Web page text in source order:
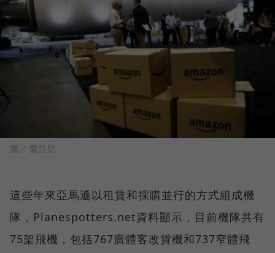
圖／ 愛范兒
這些年來亞馬遜以租賃和採購並行的方式組成機
隊，Planespotters.net資料顯示，目前機隊共有
75架飛機，包括767廣體客改貨機和737窄體飛